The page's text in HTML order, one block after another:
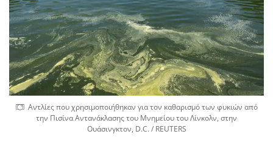
Αντλίες που χρησιμοποιήθηκαν για τον καθαρισμό των φυκιών από
την Πισίνα Αντανάκλασης του Μνημείου του Λίνκολν, στην
Ουάσινγκτον, D.C. / REUTERS